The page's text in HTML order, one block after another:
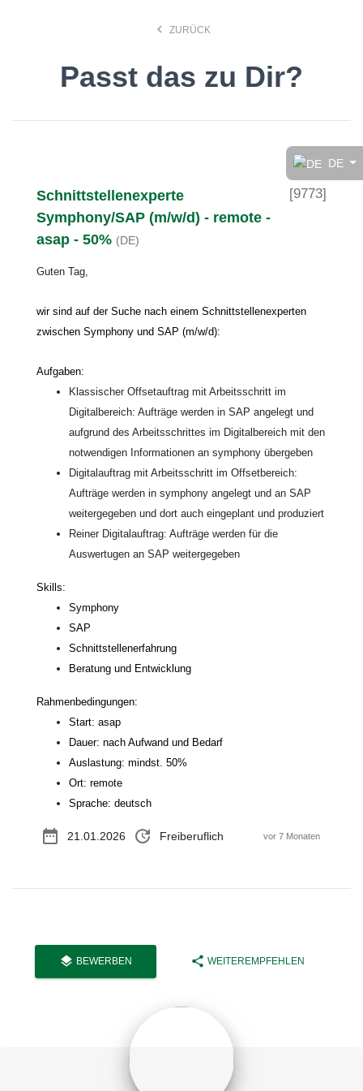
DE
Finde den Job, der Dir
search
Deutsch
keyboard_arrow_left ZURÜCK
Passt das zu Dir?
Schnittstellenexperte
Symphony/SAP (m/w/d) - remote -
asap - 50% (DE)
[9773]
Guten Tag,
wir sind auf der Suche nach einem Schnittstellenexperten
zwischen Symphony und SAP (m/w/d):
Aufgaben:
Klassischer Offsetauftrag mit Arbeitsschritt im
Digitalbereich: Aufträge werden in SAP angelegt und
aufgrund des Arbeitsschrittes im Digitalbereich mit den
notwendigen Informationen an symphony übergeben
Digitalauftrag mit Arbeitsschritt im Offsetbereich:
Aufträge werden in symphony angelegt und an SAP
weitergegeben und dort auch eingeplant und produziert
Reiner Digitalauftrag: Aufträge werden für die
Auswertugen an SAP weitergegeben
Skills:
Symphony
SAP
Schnittstellenerfahrung
Beratung und Entwicklung
Rahmenbedingungen:
Start: asap
Dauer: nach Aufwand und Bedarf
Auslastung: mindst. 50%
Ort: remote
Sprache: deutsch
date_range 21.01.2026 update Freiberuflich vor 7 Monaten
layers BEWERBEN share WEITEREMPFEHLEN